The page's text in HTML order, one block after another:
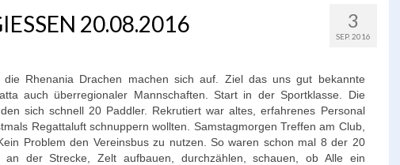
3
SEP. 2016
20.08.2016
Rhenania Drachen machen sich auf. Ziel das uns gut bekannte
auch überregionaler Mannschaften. Start in der Sportklasse. Die
sich schnell 20 Paddler. Rekrutiert war altes, erfahrenes Personal
Regattaluft schnuppern wollten. Samstagmorgen Treffen am Club,
Problem den Vereinsbus zu nutzen. So waren schon mal 8 der 20
der Strecke, Zelt aufbauen, durchzählen, schauen, ob Alle ein